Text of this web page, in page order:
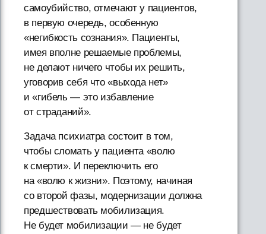
самоубийство, отмечают у пациентов,
в первую очередь, особенную
«негибкость сознания». Пациенты,
имея вполне решаемые проблемы,
не делают ничего чтобы их решить,
уговорив себя что «выхода нет»
и «гибель — это избавление
от страданий».
Задача психиатра состоит в том,
чтобы сломать у пациента «волю
к смерти». И переключить его
на «волю к жизни». Поэтому, начиная
со второй фазы, модернизации должна
предшествовать мобилизация.
Не будет мобилизации — не будет